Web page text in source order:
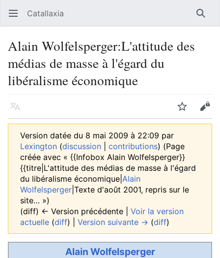
Ouvrir le menu principal Catallaxia
Alain Wolfelsperger:L'attitude des
médias de masse à l'égard du
libéralisme économique
Langue Suivre
Version datée du 8 mai 2009 à 22:09 par
Lexington (discussion contributions) (Page
créée avec « {{Infobox Alain Wolfelsperger}}
{{titre|L'attitude des médias de masse à l'égard
du libéralisme économique| Alain
Wolfelsperger |Texte d'août 2001, repris sur le
site… »)
(diff) ← Version précédente | Voir la version
actuelle (diff) | Version suivante → (diff)
Alain Wolfelsperger